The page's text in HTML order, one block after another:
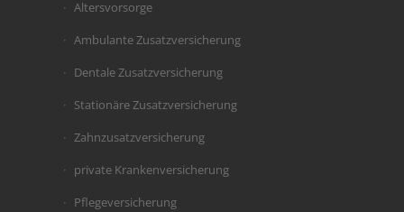
Altersvorsorge
Ambulante Zusatzversicherung
Dentale Zusatzversicherung
Stationäre Zusatzversicherung
Zahnzusatzversicherung
private Krankenversicherung
Pflegeversicherung